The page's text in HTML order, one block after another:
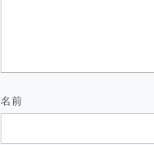
名前